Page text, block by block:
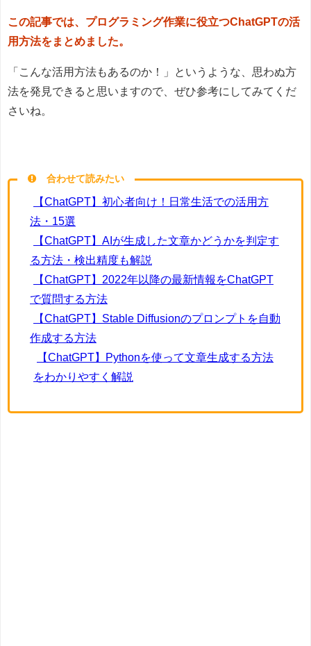
この記事では、プログラミング作業に役立つChatGPTの活
用方法をまとめました。
「こんな活用方法もあるのか！」というような、思わぬ方
法を発見できると思いますので、ぜひ参考にしてみてくだ
さいね。
合わせて読みたい
【ChatGPT】初心者向け！日常生活での活用方
法・15選
【ChatGPT】AIが生成した文章かどうかを判定す
る方法・検出精度も解説
【ChatGPT】2022年以降の最新情報をChatGPT
で質問する方法
【ChatGPT】Stable Diffusionのプロンプトを自動
作成する方法
【ChatGPT】Pythonを使って文章生成する方法
をわかりやすく解説